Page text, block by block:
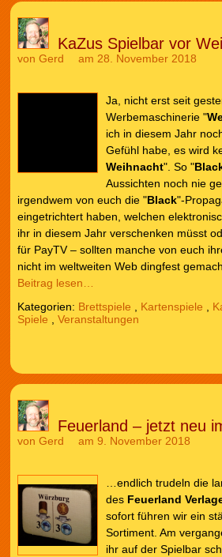
KaZus Spielbar vor
von Gerd am 28. November 2018
Ja, nicht erst seit
Werbemaschinerie "
ich in diesem Jahr
Gefühl habe, es wird
Weihnacht". So "
Aussichten noch nie
irgendwem von euch die "Black"-
eingetrichtert haben, welchen
ihr in diesem Jahr verschenken müsst
für PayTV – sollten manche von euch
nicht im weltweiten Web dingfest
Beitrag lesen…
Kategorien: Brettspiele , Kartenspiele ,
Spiele , Veranstaltungen
Feuerland – jetzt neu
von Gerd am 9. November 2018
…endlich trudeln die
des Feuerland
sofort führen wir ein
Sortiment. Am
ihr auf der Spielbar